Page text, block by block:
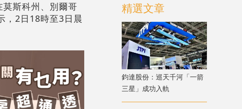
斯科州、別爾哥
，2日18時至3日晨
精選文章
鈞達股份：巡天千河「一箭
三星」成功入軌